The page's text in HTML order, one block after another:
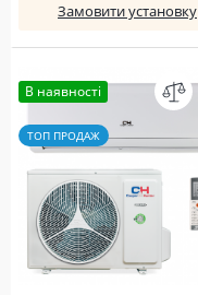
Замовити установку
В наявності
ТОП ПРОДАЖ